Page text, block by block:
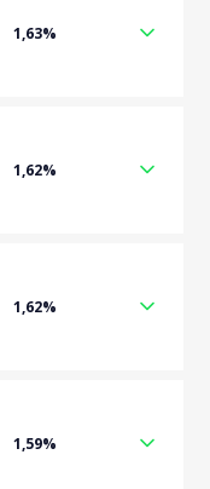
1,63%
1,62%
1,62%
1,59%